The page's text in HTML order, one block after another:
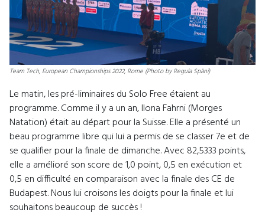
Team Tech, European Championships 2022, Rome (Photo by Regula Späni)
Le matin, les pré-liminaires du Solo Free étaient au
programme. Comme il y a un an, Ilona Fahrni (Morges
Natation) était au départ pour la Suisse. Elle a présenté un
beau programme libre qui lui a permis de se classer 7e et de
se qualifier pour la finale de dimanche. Avec 82,5333 points,
elle a amélioré son score de 1,0 point, 0,5 en exécution et
0,5 en difficulté en comparaison avec la finale des CE de
Budapest. Nous lui croisons les doigts pour la finale et lui
souhaitons beaucoup de succès !